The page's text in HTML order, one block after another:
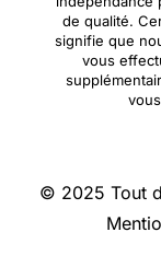
de qualité.
signifie que
vous
© 2025 Tout